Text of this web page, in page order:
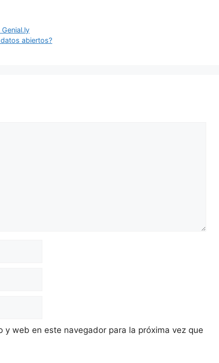
abiertos?
y web en este navegador para la próxima vez que